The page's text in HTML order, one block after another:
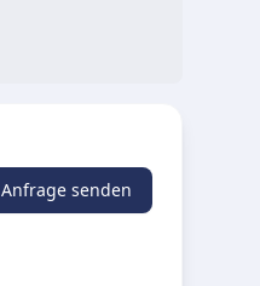
Anfrage senden